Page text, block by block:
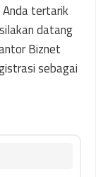
tertarik
datang
Biznet
sebagai